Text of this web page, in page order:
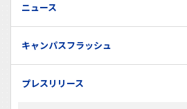
ニュース
キャンパスフラッシュ
プレスリリース